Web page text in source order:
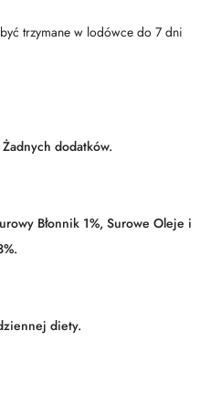
trzymane w lodówce do 7 dni
dodatków.
Błonnik 1%, Surowe Oleje i
diety.